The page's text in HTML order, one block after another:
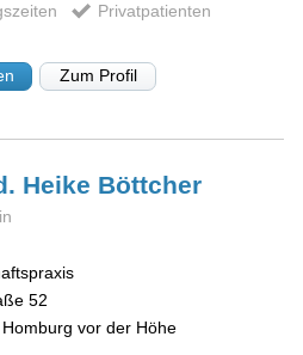
Privatpatienten
Zum Profil
Heike Böttcher
52
Homburg vor der Höhe